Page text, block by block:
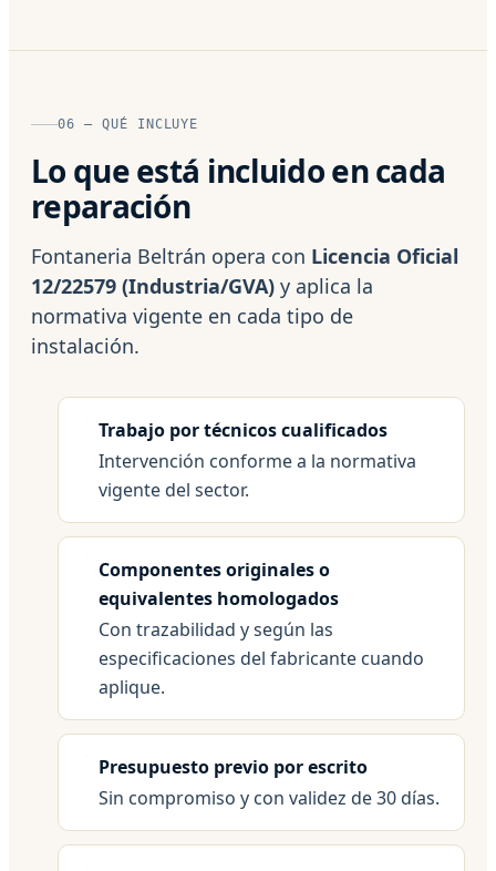
06 — QUÉ INCLUYE
Lo que está incluido en cada
reparación
Fontaneria Beltrán opera con Licencia Oficial
12/22579 (Industria/GVA) y aplica la
normativa vigente en cada tipo de
instalación.
Trabajo por técnicos cualificados
Intervención conforme a la normativa
vigente del sector.
Componentes originales o
equivalentes homologados
Con trazabilidad y según las
especificaciones del fabricante cuando
aplique.
Presupuesto previo por escrito
Sin compromiso y con validez de 30 días.